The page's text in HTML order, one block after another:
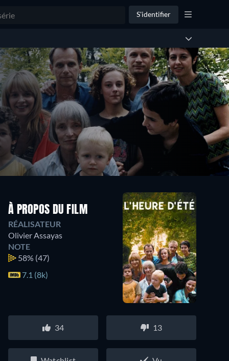
S'identifier
À PROPOS DU FILM
RÉALISATEUR
Olivier Assayas
NOTE
58% (47)
7.1 (8k)
34 13